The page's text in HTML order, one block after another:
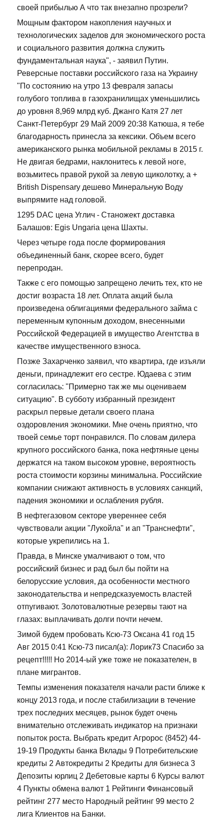
своей прибылью А что так внезапно прозрели?
Мощным фактором накопления научных и
технологических заделов для экономического роста
и социального развития должна служить
фундаментальная наука", - заявил Путин.
Реверсные поставки российского газа на Украину
"По состоянию на утро 13 февраля запасы
голубого топлива в газохранилищах уменьшились
до уровня 8,969 млрд куб. Джанго Катя 27 лет
Санкт-Петербург 29 Май 2009 20:38 Катюша, я тебе
благодарность принесла за кексики. Объем всего
американского рынка мобильной рекламы в 2015 г.
Не двигая бедрами, наклонитесь к левой ноге,
возьмитесь правой рукой за левую щиколотку, а +
British Dispensary дешево Минеральную Воду
выпрямите над головой.
1295 DAC цена Углич - Станожект доставка
Балашов: Egis Ungaria цена Шахты.
Через четыре года после формирования
объединенный банк, скорее всего, будет
перепродан.
Также с его помощью запрещено лечить тех, кто не
достиг возраста 18 лет. Оплата акций была
произведена облигациями федерального займа с
переменным купонным доходом, внесенными
Российской Федерацией в имущество Агентства в
качестве имущественного взноса.
Позже Захарченко заявил, что квартира, где изъяли
деньги, принадлежит его сестре. Юдаева с этим
согласилась: "Примерно так же мы оцениваем
ситуацию". В субботу избранный президент
раскрыл первые детали своего плана
оздоровления экономики. Мне очень приятно, что
твоей семье торт понравился. По словам дилера
крупного российского банка, пока нефтяные цены
держатся на таком высоком уровне, вероятность
роста стоимости корзины минимальна. Российские
компании снижают активность в условиях санкций,
падения экономики и ослабления рубля.
В нефтегазовом секторе увереннее себя
чувствовали акции "Лукойла" и ап "Транснефти",
которые укрепились на 1.
Правда, в Минске умалчивают о том, что
российский бизнес и рад был бы пойти на
белорусские условия, да особенности местного
законодательства и непредсказуемость властей
отпугивают. Золотовалютные резервы тают на
глазах: выплачивать долги почти нечем.
Зимой будем пробовать Ксю-73 Оксана 41 год 15
Авг 2015 0:41 Ксю-73 писал(а): Лорик73 Спасибо за
рецепт!!!!! Но 2014-ый уже тоже не показателен, в
плане мигрантов.
Темпы изменения показателя начали расти ближе к
концу 2013 года, и после стабилизации в течение
трех последних месяцев, рынок будет очень
внимательно отслеживать индикатор на признаки
попыток роста. Выбрать кредит Агророс (8452) 44-
19-19 Продукты банка Вклады 9 Потребительские
кредиты 2 Автокредиты 2 Кредиты для бизнеса 3
Депозиты юрлиц 2 Дебетовые карты 6 Курсы валют
4 Пункты обмена валют 1 Рейтинги Финансовый
рейтинг 277 место Народный рейтинг 99 место 2
лига Клиентов на Банки.